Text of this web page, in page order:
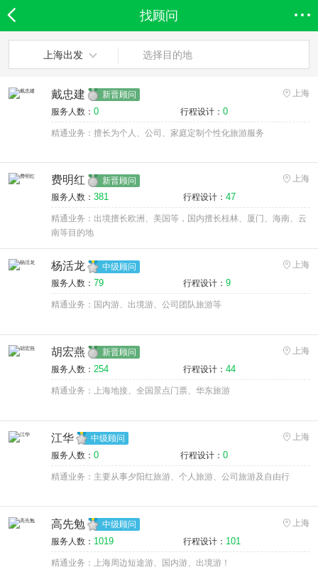
找顾问
上海出发 选择目的地
戴忠建 新晋顾问
上海
服务人数： 0 行程设计： 0
精通业务：擅长为个人、公司、家庭定制个性化旅游服务
费明红 新晋顾问
上海
服务人数： 381 行程设计： 47
精通业务：出境擅长欧洲、美国等，国内擅长桂林、厦门、海南、云
南等目的地
杨活龙 中级顾问
上海
服务人数： 79 行程设计： 9
精通业务：国内游、出境游、公司团队旅游等
胡宏燕 新晋顾问
上海
服务人数： 254 行程设计： 44
精通业务：上海地接、全国景点门票、华东旅游
江华 中级顾问
上海
服务人数： 0 行程设计： 0
精通业务：主要从事夕阳红旅游、个人旅游、公司旅游及自由行
高先勉 中级顾问
上海
服务人数： 1019 行程设计： 101
精通业务：上海周边短途游、国内游、出境游！
登录欣欣